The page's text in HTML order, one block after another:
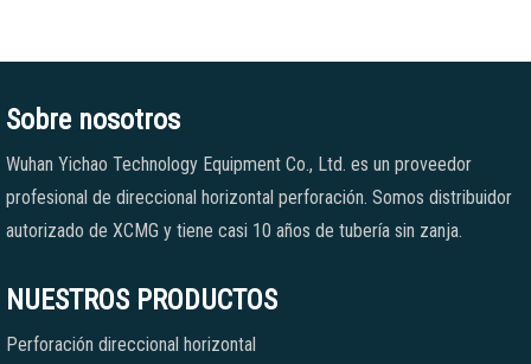
Sobre nosotros
Wuhan Yichao Technology Equipment Co., Ltd. es un proveedor
profesional de direccional horizontal perforación. Somos distribuidor
autorizado de XCMG y tiene casi 10 años de tubería sin zanja.
NUESTROS PRODUCTOS
Perforación direccional horizontal